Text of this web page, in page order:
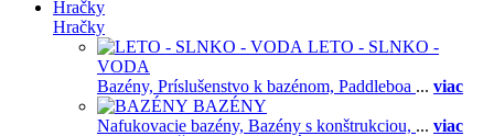
Hračky
Hračky
LETO - SLNKO -
VODA
Bazény, Príslušenstvo k bazénom, Paddleboa ... viac
BAZÉNY
Nafukovacie bazény, Bazény s konštrukciou, ... viac